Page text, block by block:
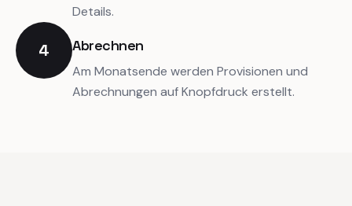
Details.
4 Abrechnen
Am Monatsende werden Provisionen und
Abrechnungen auf Knopfdruck erstellt.